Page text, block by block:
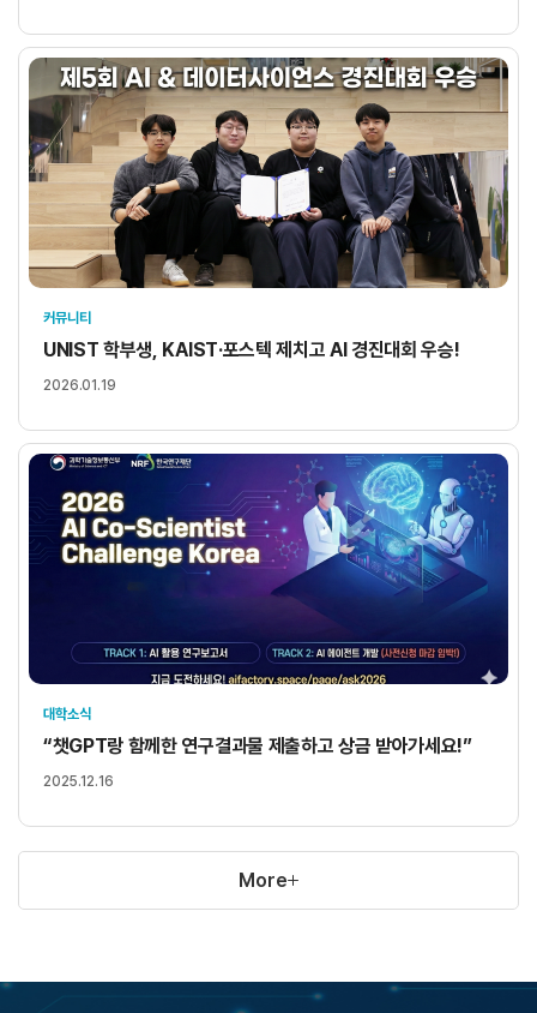
커뮤니티
UNIST 학부생, KAIST·포스텍 제치고 AI 경진대회 우승!
2026.01.19
대학소식
“챗GPT랑 함께한 연구결과물 제출하고 상금 받아가세요!”
2025.12.16
More